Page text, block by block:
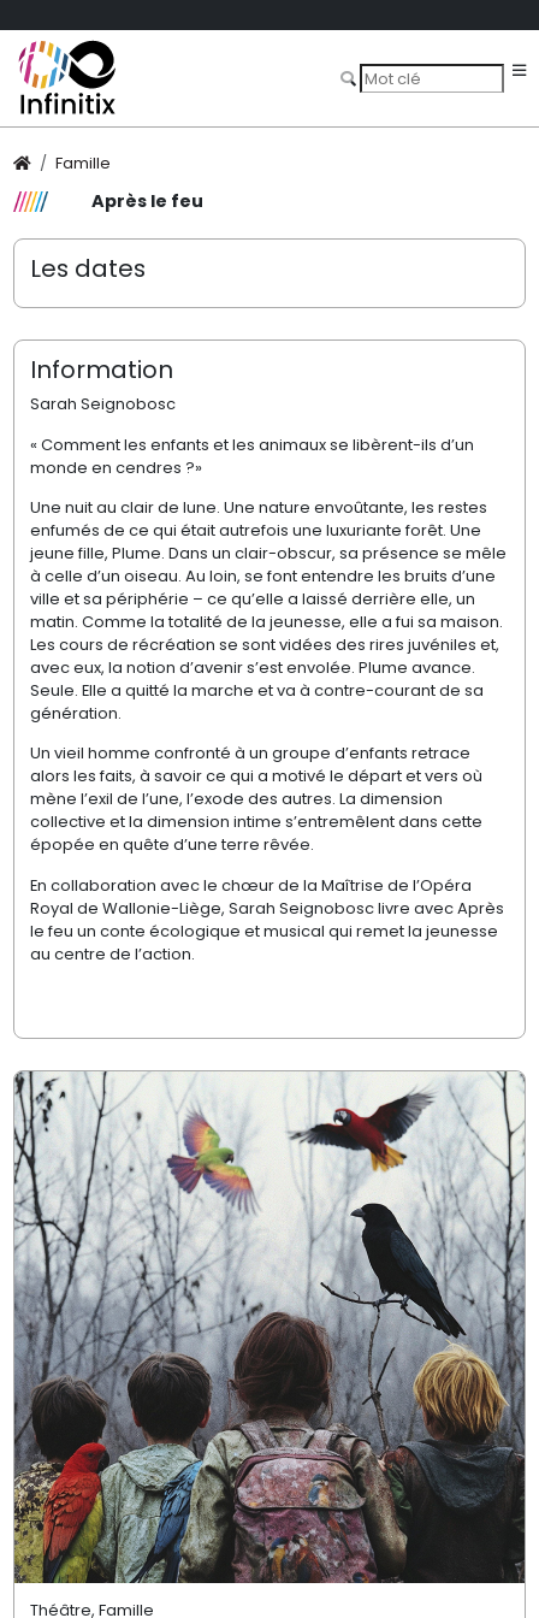
Famille
Après le feu
Les dates
Information
Sarah Seignobosc
« Comment les enfants et les animaux se libèrent-ils d’un
monde en cendres ?»
Une nuit au clair de lune. Une nature envoûtante, les restes
enfumés de ce qui était autrefois une luxuriante forêt. Une
jeune fille, Plume. Dans un clair-obscur, sa présence se mêle
à celle d’un oiseau. Au loin, se font entendre les bruits d’une
ville et sa périphérie – ce qu’elle a laissé derrière elle, un
matin. Comme la totalité de la jeunesse, elle a fui sa maison.
Les cours de récréation se sont vidées des rires juvéniles et,
avec eux, la notion d’avenir s’est envolée. Plume avance.
Seule. Elle a quitté la marche et va à contre-courant de sa
génération.
Un vieil homme confronté à un groupe d’enfants retrace
alors les faits, à savoir ce qui a motivé le départ et vers où
mène l’exil de l’une, l’exode des autres. La dimension
collective et la dimension intime s’entremêlent dans cette
épopée en quête d’une terre rêvée.
En collaboration avec le chœur de la Maîtrise de l’Opéra
Royal de Wallonie-Liège, Sarah Seignobosc livre avec Après
le feu un conte écologique et musical qui remet la jeunesse
au centre de l’action.
Théâtre, Famille